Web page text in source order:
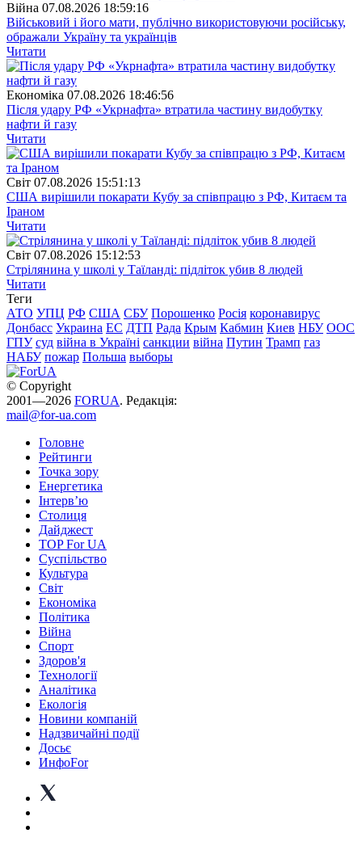
Війна 07.08.2026 18:59:16
Військовий і його мати, публічно використовуючи російську,
ображали Україну та українців
Читати
Економіка 07.08.2026 18:46:56
Після удару РФ «Укрнафта» втратила частину видобутку
нафти й газу
Читати
Свiт 07.08.2026 15:51:13
США вирішили покарати Кубу за співпрацю з РФ, Китаєм та
Іраном
Читати
Свiт 07.08.2026 15:12:53
Стрілянина у школі у Таїланді: підліток убив 8 людей
Читати
Теги
АТО УПЦ РФ США СБУ Порошенко Росія коронавирус
Донбасс Украина ЕС ДТП Рада Крым Кабмин Киев НБУ ООС
ГПУ суд війна в Україні санкции війна Путин Трамп газ
НАБУ пожар Польша выборы
© Copyright
2001—2026 FORUA. Редакція:
mail@for-ua.com
Головне
Рейтинги
Точка зору
Енергетика
Інтерв’ю
Столиця
Дайджест
TOP For UA
Суспiльство
Культура
Світ
Економіка
Політика
Війна
Спорт
Здоров'я
Технології
Аналітика
Екологія
Новини компаній
Надзвичайні події
Досьє
ИнфоFor